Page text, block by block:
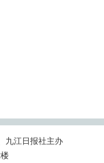
九江日报社主办